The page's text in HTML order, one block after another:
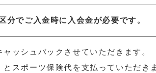
分でご入金時に入会金が必要です。
ッシュバックさせていただきます。
スポーツ保険代を⽀払っていただき